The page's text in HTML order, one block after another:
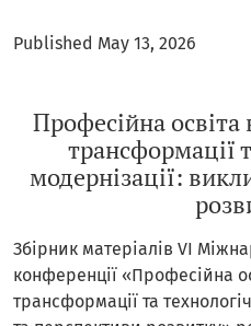
Published May 13, 2026
Професійна
трансформації
модернізації:
Збірник матеріалів VI
конференції «Професійна
трансформації та